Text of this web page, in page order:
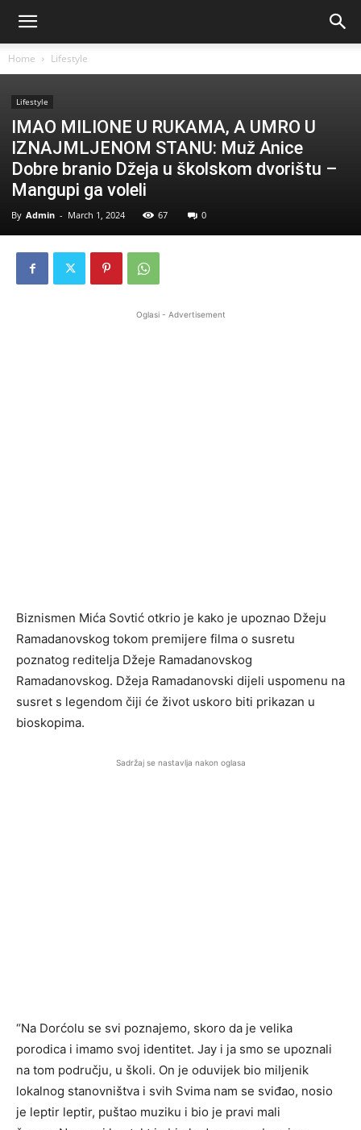
Home Lifestyle
Lifestyle
IMAO MILIONE U RUKAMA, A UMRO U
IZNAJMLJENOM STANU: Muž Anice
Dobre branio Džeja u školskom dvorištu –
Mangupi ga voleli
By Admin - March 1, 2024 67 0
Oglasi - Advertisement
Biznismen Mića Sovtić otkrio je kako je upoznao Džeju
Ramadanovskog tokom premijere filma o susretu
poznatog reditelja Džeje Ramadanovskog
Ramadanovskog. Džeja Ramadanovski dijeli uspomenu na
susret s legendom čiji će život uskoro biti prikazan u
bioskopima.
Sadržaj se nastavlja nakon oglasa
“Na Dorćolu se svi poznajemo, skoro da je velika
porodica i imamo svoj identitet. Jay i ja smo se upoznali
na tom području, u školi. On je oduvijek bio miljenik
lokalnog stanovništva i svih Svima nam se sviđao, nosio
je leptir leptir, puštao muziku i bio je pravi mali